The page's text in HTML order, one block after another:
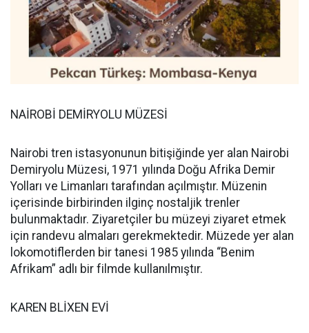
NAİROBİ DEMİRYOLU MÜZESİ
Nairobi tren istasyonunun bitişiğinde yer alan Nairobi
Demiryolu Müzesi, 1971 yılında Doğu Afrika Demir
Yolları ve Limanları tarafından açılmıştır. Müzenin
içerisinde birbirinden ilginç nostaljik trenler
bulunmaktadır. Ziyaretçiler bu müzeyi ziyaret etmek
için randevu almaları gerekmektedir. Müzede yer alan
lokomotiflerden bir tanesi 1985 yılında “Benim
Afrikam” adlı bir filmde kullanılmıştır.
KAREN BLİXEN EVİ